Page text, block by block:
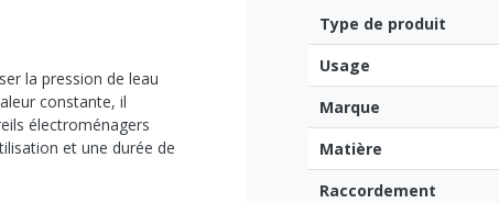
la pression de leau
constante, il
électroménagers
et une durée de
Type de produit
Usage
Marque
Matière
Raccordement